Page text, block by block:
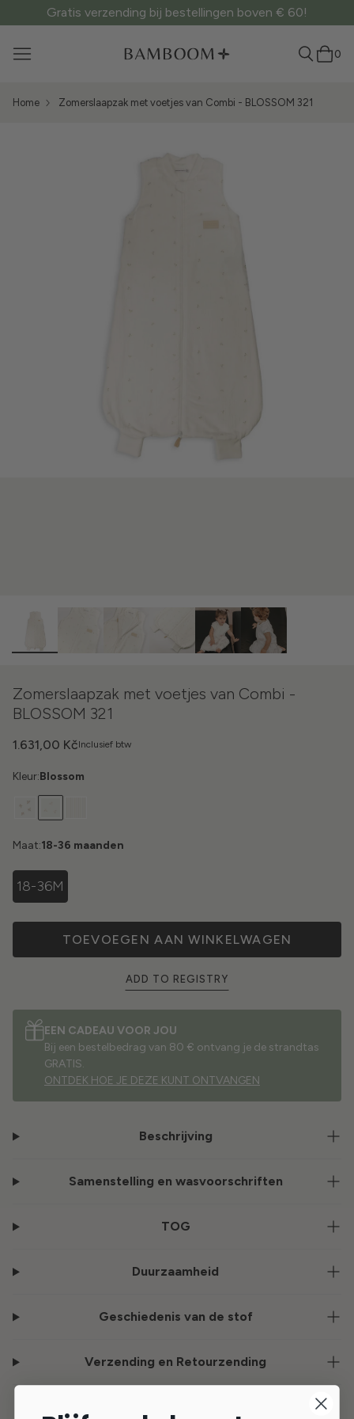
Gratis verzending bij bestellingen boven € 60!
0
Home Zomerslaapzak met voetjes van Combi - BLOSSOM 321
Zomerslaapzak met voetjes van Combi -
BLOSSOM 321
Inclusief btw
1.631,00 Kč
Kleur:Blossom
Maat:18-36 maanden
18-36M
TOEVOEGEN AAN WINKELWAGEN
ADD TO REGISTRY
EEN CADEAU VOOR JOU
Bij een bestelbedrag van 80 € ontvang je de strandtas
GRATIS.
ONTDEK HOE JE DEZE KUNT ONTVANGEN
Beschrijving
Samenstelling en wasvoorschriften
TOG
Duurzaamheid
Geschiedenis van de stof
Verzending en Retourzending